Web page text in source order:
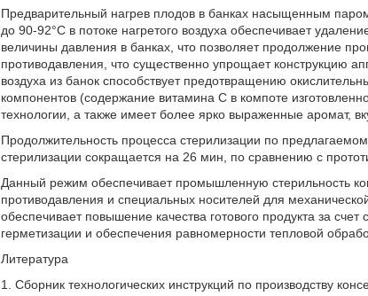
Предварительный нагрев плодов в банках насыщенным
до 90-92°C в потоке нагретого воздуха обеспечивает
величины давления в банках, что позволяет продолжение
противодавления, что существенно упрощает конструкцию
воздуха из банок способствует предотвращению
компонентов (содержание витамина C в компоте
технологии, а также имеет более ярко выраженные аромат,
Продолжительность процесса стерилизации по
стерилизации сокращается на 26 мин, по сравнению с
Данный режим обеспечивает промышленную стерильность
противодавления и специальных носителей для
обеспечивает повышение качества готового продукта за
герметизации и обеспечения равномерности тепловой
Литература
1. Сборник технологических инструкций по производству